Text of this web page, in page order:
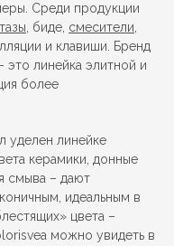
Среди продукции
, биде, смесители
и клавиши. Бренд
это линейка элитной и
более
уделен линейке
керамики, донные
смыва – дают
идеальным в
цвета –
можно увидеть в